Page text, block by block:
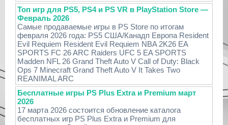
Топ игр для PS5, PS4 и PS VR в PlayStation Store —
Февраль 2026
Самые продаваемые игры в PS Store по итогам
февраля 2026 года: PS5 США/Канадп Европа Resident
Evil Requiem Resident Evil Requiem NBA 2K26 EA
SPORTS FC 26 ARC Raiders UFC 5 EA SPORTS
Madden NFL 26 Grand Theft Auto V Call of Duty: Black
Ops 7 Minecraft Grand Theft Auto V It Takes Two
REANIMAL ARC
Бесплатные игры PS Plus Extra и Premium март
2026
17 марта 2026 состоится обновление каталога
бесплатных игр PS Plus Extra и Premium для